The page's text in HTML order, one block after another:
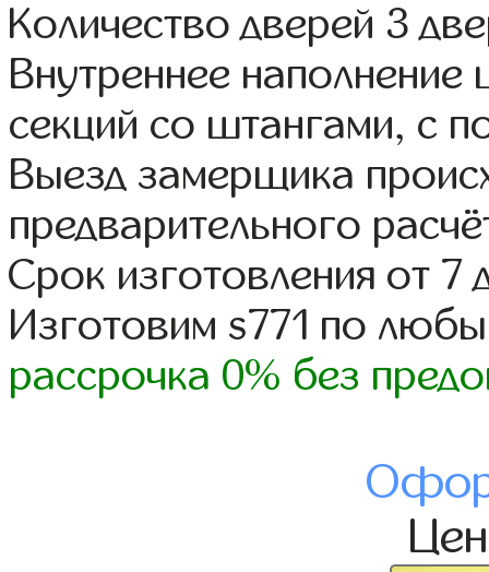
Количество дверей 3
Внутреннее
секций со штангами, с
Выезд замерщика
предварительного
Срок изготовления от 7
Изготовим s771 по
рассрочка 0% без